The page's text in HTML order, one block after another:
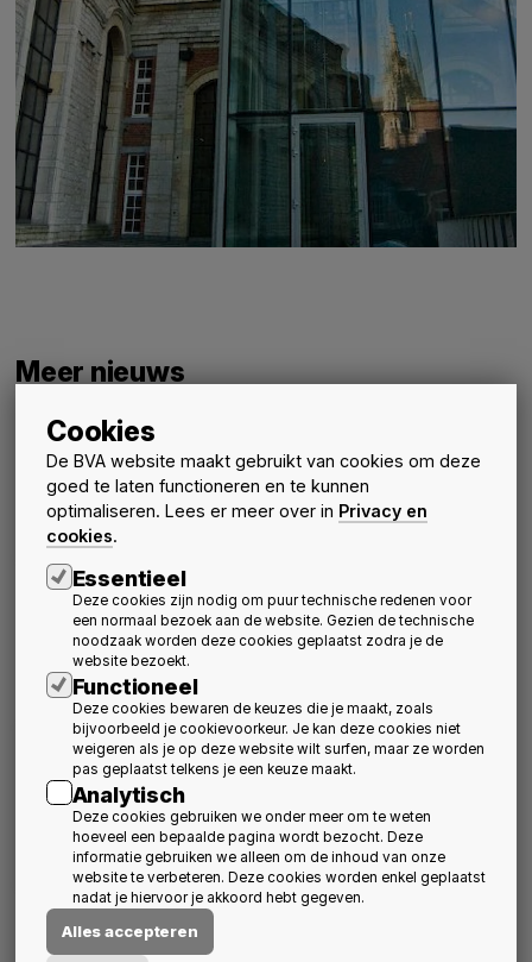
Cookies
De BVA website maakt gebruikt van cookies om deze
goed te laten functioneren en te kunnen
optimaliseren. Lees er meer over in Privacy en
cookies.
Essentieel
Deze cookies zijn nodig om puur technische redenen voor
een normaal bezoek aan de website. Gezien de technische
noodzaak worden deze cookies geplaatst zodra je de
website bezoekt.
Functioneel
Deze cookies bewaren de keuzes die je maakt, zoals
bijvoorbeeld je cookievoorkeur. Je kan deze cookies niet
weigeren als je op deze website wilt surfen, maar ze worden
pas geplaatst telkens je een keuze maakt.
Analytisch
Deze cookies gebruiken we onder meer om te weten
hoeveel een bepaalde pagina wordt bezocht. Deze
informatie gebruiken we alleen om de inhoud van onze
website te verbeteren. Deze cookies worden enkel geplaatst
nadat je hiervoor je akkoord hebt gegeven.
Alles accepteren
Meer nieuws
Jonge architecten over
de opleiding en het
beroep van architect
Activiteiten Nieuws
20 oktober 2026
infosteel bezoek aan
CLAUSURA - Abdij van
BVA & Davos
Nieuws Over BVA
1 september 2026